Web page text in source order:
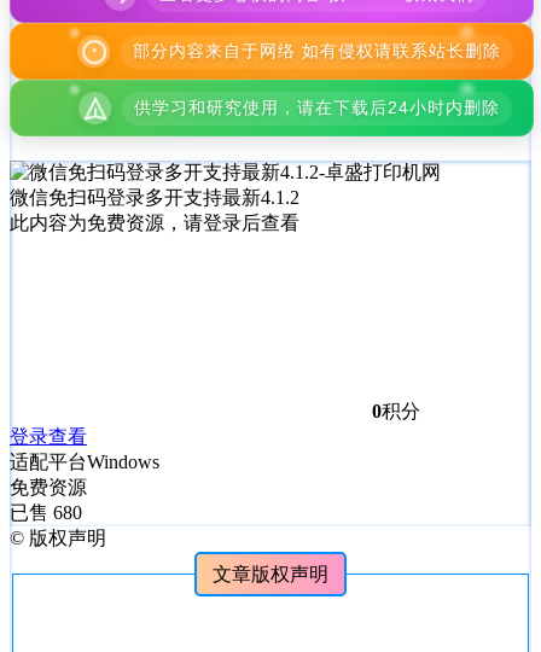
部分内容来自于网络 如有侵权请联系站长删除
供学习和研究使用，请在下载后24小时内删除
微信免扫码登录多开支持最新4.1.2
此内容为免费资源，请登录后查看
0积分
登录查看
适配平台Windows
免费资源
已售 680
© 版权声明
文章版权声明